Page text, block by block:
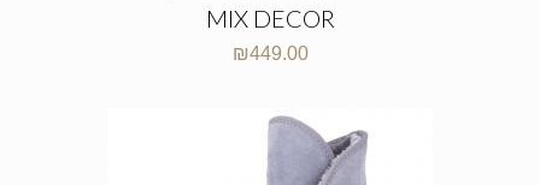
MIX DECOR
₪449.00